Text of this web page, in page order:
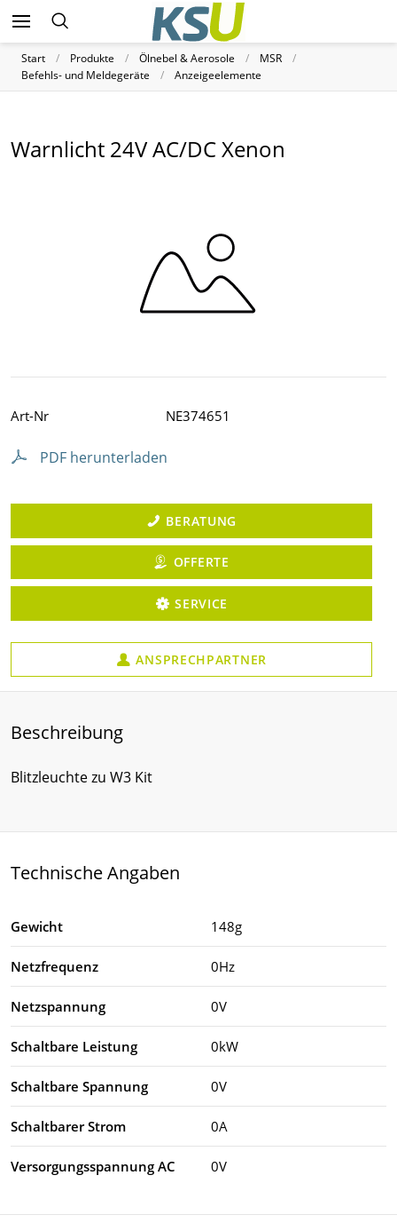
Start Produkte Ölnebel & Aerosole
MSR
Befehls- und Meldegeräte
Anzeigeelemente
Warnlicht 24V AC/DC Xenon
PDF herunterladen
BERATUNG
OFFERTE
SERVICE
ANSPRECHPARTNER
Art-Nr NE374651
Beschreibung
Blitzleuchte zu W3 Kit
Technische Angaben
Gewicht 148g
Netzfrequenz 0Hz
Netzspannung 0V
Schaltbare Leistung 0kW
Schaltbare Spannung 0V
Schaltbarer Strom 0A
Versorgungsspannung AC 0V